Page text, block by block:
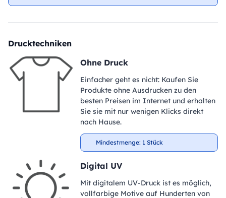
Drucktechniken
Ohne Druck
Einfacher geht es nicht: Kaufen Sie
Produkte ohne Ausdrucken zu den
besten Preisen im Internet und erhalten
Sie sie mit nur wenigen Klicks direkt
nach Hause.
Mindestmenge: 1 Stück
Digital UV
Mit digitalem UV-Druck ist es möglich,
vollfarbige Motive auf Hunderten von